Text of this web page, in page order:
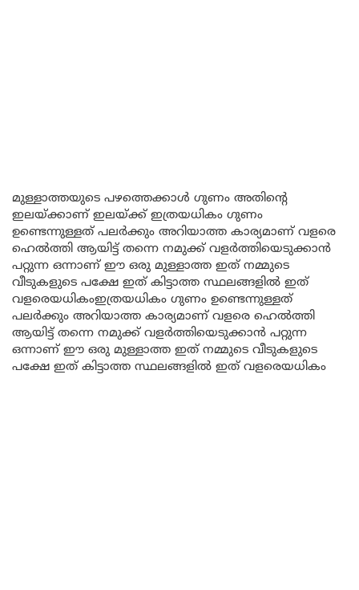
മുള്ളാത്തയുടെ പഴത്തെക്കാൾ ഗുണം അതിന്റെ
ഇലയ്ക്കാണ് ഇലയ്ക്ക് ഇത്രയധികം ഗുണം
ഉണ്ടെന്നുള്ളത് പലർക്കും അറിയാത്ത കാര്യമാണ് വളരെ
ഹെൽത്തി ആയിട്ട് തന്നെ നമുക്ക് വളർത്തിയെടുക്കാൻ
പറ്റുന്ന ഒന്നാണ് ഈ ഒരു മുള്ളാത്ത ഇത് നമ്മുടെ
വീടുകളുടെ പക്ഷേ ഇത് കിട്ടാത്ത സ്ഥലങ്ങളിൽ ഇത്
വളരെയധികംഇത്രയധികം ഗുണം ഉണ്ടെന്നുള്ളത്
പലർക്കും അറിയാത്ത കാര്യമാണ് വളരെ ഹെൽത്തി
ആയിട്ട് തന്നെ നമുക്ക് വളർത്തിയെടുക്കാൻ പറ്റുന്ന
ഒന്നാണ് ഈ ഒരു മുള്ളാത്ത ഇത് നമ്മുടെ വീടുകളുടെ
പക്ഷേ ഇത് കിട്ടാത്ത സ്ഥലങ്ങളിൽ ഇത് വളരെയധികം